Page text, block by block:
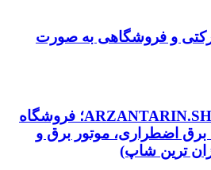
و فروشگاهی به صورت
افتتاح رسمی ARZANTARIN.SHOP؛ فروشگاه
اضطراری، موتور برق و
ترین شاپ)